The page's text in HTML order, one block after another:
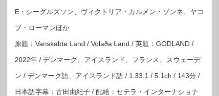
E・シーグルズソン、ヴィクトリア・カルメン・ゾンネ、ヤコ
ブ・ローマンほか
原題：Vanskabte Land / Volaða Land / 英題：GODLAND /
2022年 / デンマーク、アイスランド、フランス、スウェーデ
ン / デンマーク語、アイスランド語 / 1.33:1 / 5.1ch / 143分 /
日本語字幕：古田由紀子 / 配給：セテラ・インターナショナ